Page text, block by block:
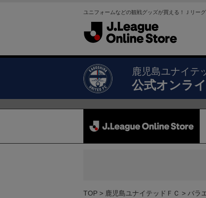
ユニフォームなどの観戦グッズが買える！Ｊリー
鹿児島ユナイテ
公式オンラ
TOP 鹿児島ユナイテッドＦＣ バラ